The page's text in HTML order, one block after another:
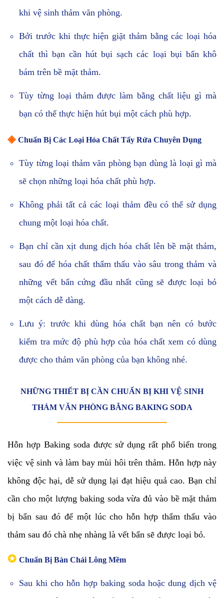
khi vệ sinh thảm văn phòng.
Bởi trước khi thực hiện giặt thảm bằng các loại hóa
chất thì bạn cần hút bụi sạch các loại bụi bẩn khô
bám trên bề mặt thảm.
Tùy từng loại thảm được làm bằng chất liệu gì mà
bạn có thể thực hiện hút bụi một cách phù hợp.
◈ Chuẩn Bị Các Loại Hóa Chất Tẩy Rửa Chuyên Dụng
Tùy từng loại thảm văn phòng bạn dùng là loại gì mà
sẽ chọn những loại hóa chất phù hợp.
Không phải tất cả các loại thảm đều có thể sử dụng
chung một loại hóa chất.
Bạn chỉ cần xịt dung dịch hóa chất lên bề mặt thảm,
sau đó để hóa chất thẩm thấu vào sâu trong thảm và
những vết bẩn cứng đầu nhất cũng sẽ được loại bỏ
một cách dễ dàng.
Lưu ý: trước khi dùng hóa chất bạn nên có bước
kiểm tra mức độ phù hợp của hóa chất xem có dùng
được cho thảm văn phòng của bạn không nhé.
NHỮNG THIẾT BỊ CẦN CHUẨN BỊ KHI VỆ SINH
THẢM VĂN PHÒNG BẰNG BAKING SODA
Hỗn hợp Baking soda được sử dụng rất phổ biến trong
việc vệ sinh và làm bay mùi hôi trên thảm. Hỗn hợp này
không độc hại, dễ sử dụng lại đạt hiệu quả cao. Bạn chỉ
cần cho một lượng baking soda vừa đủ vào bề mặt thảm
bị bẩn sau đó để một lúc cho hỗn hợp thẩm thấu vào
thảm sau đó chà nhẹ nhàng là vết bẩn sẽ được loại bỏ.
✪ Chuẩn Bị Bàn Chải Lông Mềm
Sau khi cho hỗn hợp baking soda hoặc dung dịch vệ